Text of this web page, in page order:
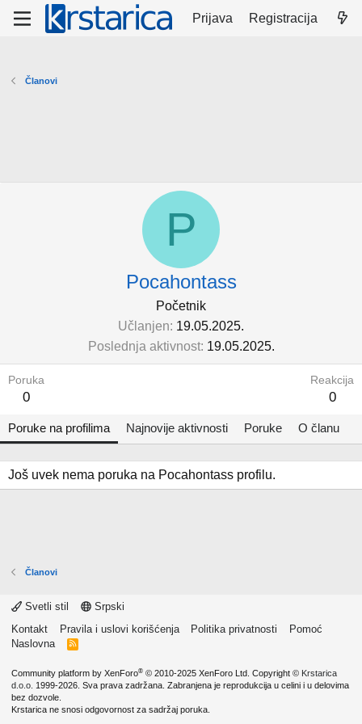
Prijava Registracija
Članovi
P
Pocahontass
Početnik
Učlanjen 19.05.2025.
Poslednja aktivnost 19.05.2025.
Poruka
0
Reakcija
0
Poruke na profilima Najnovije aktivnosti Poruke O članu
Još uvek nema poruka na Pocahontass profilu.
Članovi
Svetli stil
Srpski
Kontakt
Pravila i uslovi korišćenja Politika privatnosti
Pomoć
Naslovna
R
Community platform by XenForo® © 2010-2025 XenForo Ltd. Copyright © Krstarica
d.o.o. 1999-2026. Sva prava zadržana. Zabranjena je reprodukcija u celini i u delovima
bez dozvole.
Krstarica ne snosi odgovornost za sadržaj poruka.